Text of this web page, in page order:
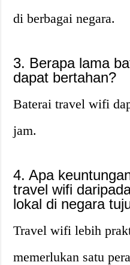
di berbagai negara.
3. Berapa lama
dapat bertahan?
Baterai travel wifi
jam.
4. Apa
travel wifi
lokal di negara
Travel wifi lebih
memerlukan satu